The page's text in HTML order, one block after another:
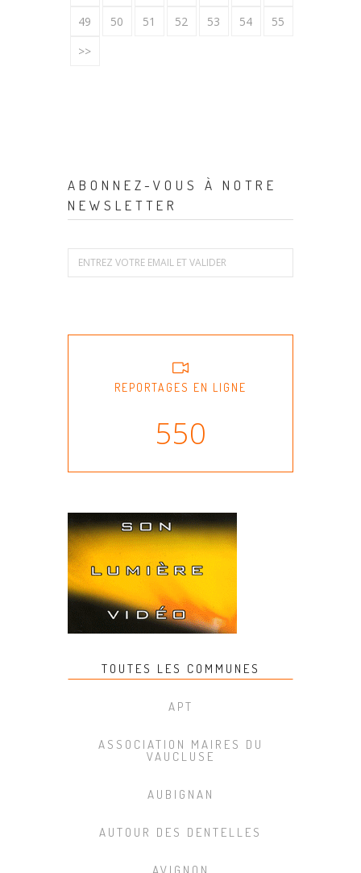
49
50 51 52 53 54
55
>>
ABONNEZ-VOUS À NOTRE
NEWSLETTER
REPORTAGES EN LIGNE
550
TOUTES LES COMMUNES
APT
ASSOCIATION MAIRES DU
VAUCLUSE
AUBIGNAN
AUTOUR DES DENTELLES